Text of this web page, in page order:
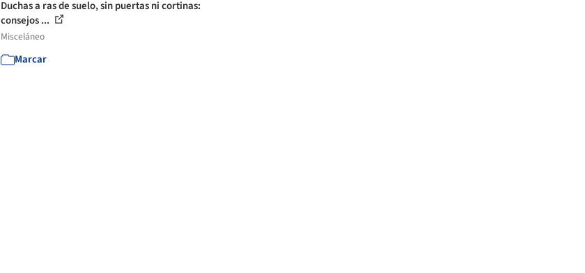
Duchas a ras de suelo, sin puertas ni cortinas:
consejos ...
Misceláneo
Marcar